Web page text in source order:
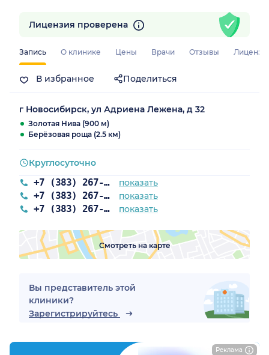
Реклама
Запись О клинике Цены Врачи Отзывы
В избранное Поделиться
Лицензия проверена
г Новосибирск, ул Адриена Лежена, д 32
Золотая Нива (900 м)
Берёзовая роща (2.5 км)
+7 (383) 267-89-77 показать
+7 (383) 267-93-11 показать
+7 (383) 267-87-55 показать
Круглосуточно
Смотреть на карте
Вы представитель этой
клиники?
Зарегистрируйтесь